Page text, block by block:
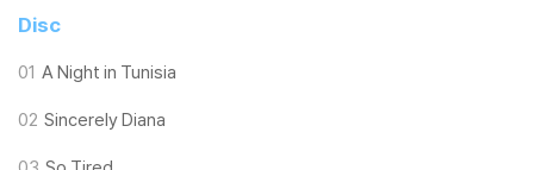
※ 디스크 외관 불량
렁거리거나 휘어지는 경우가 있습니다.
가능합니다.
2) 재생 음역의 왜곡을 최소화 하고 반복 재생시에도 최대한 일관되게 유
Disc
01 A Night in Tunisia
02 Sincerely Diana